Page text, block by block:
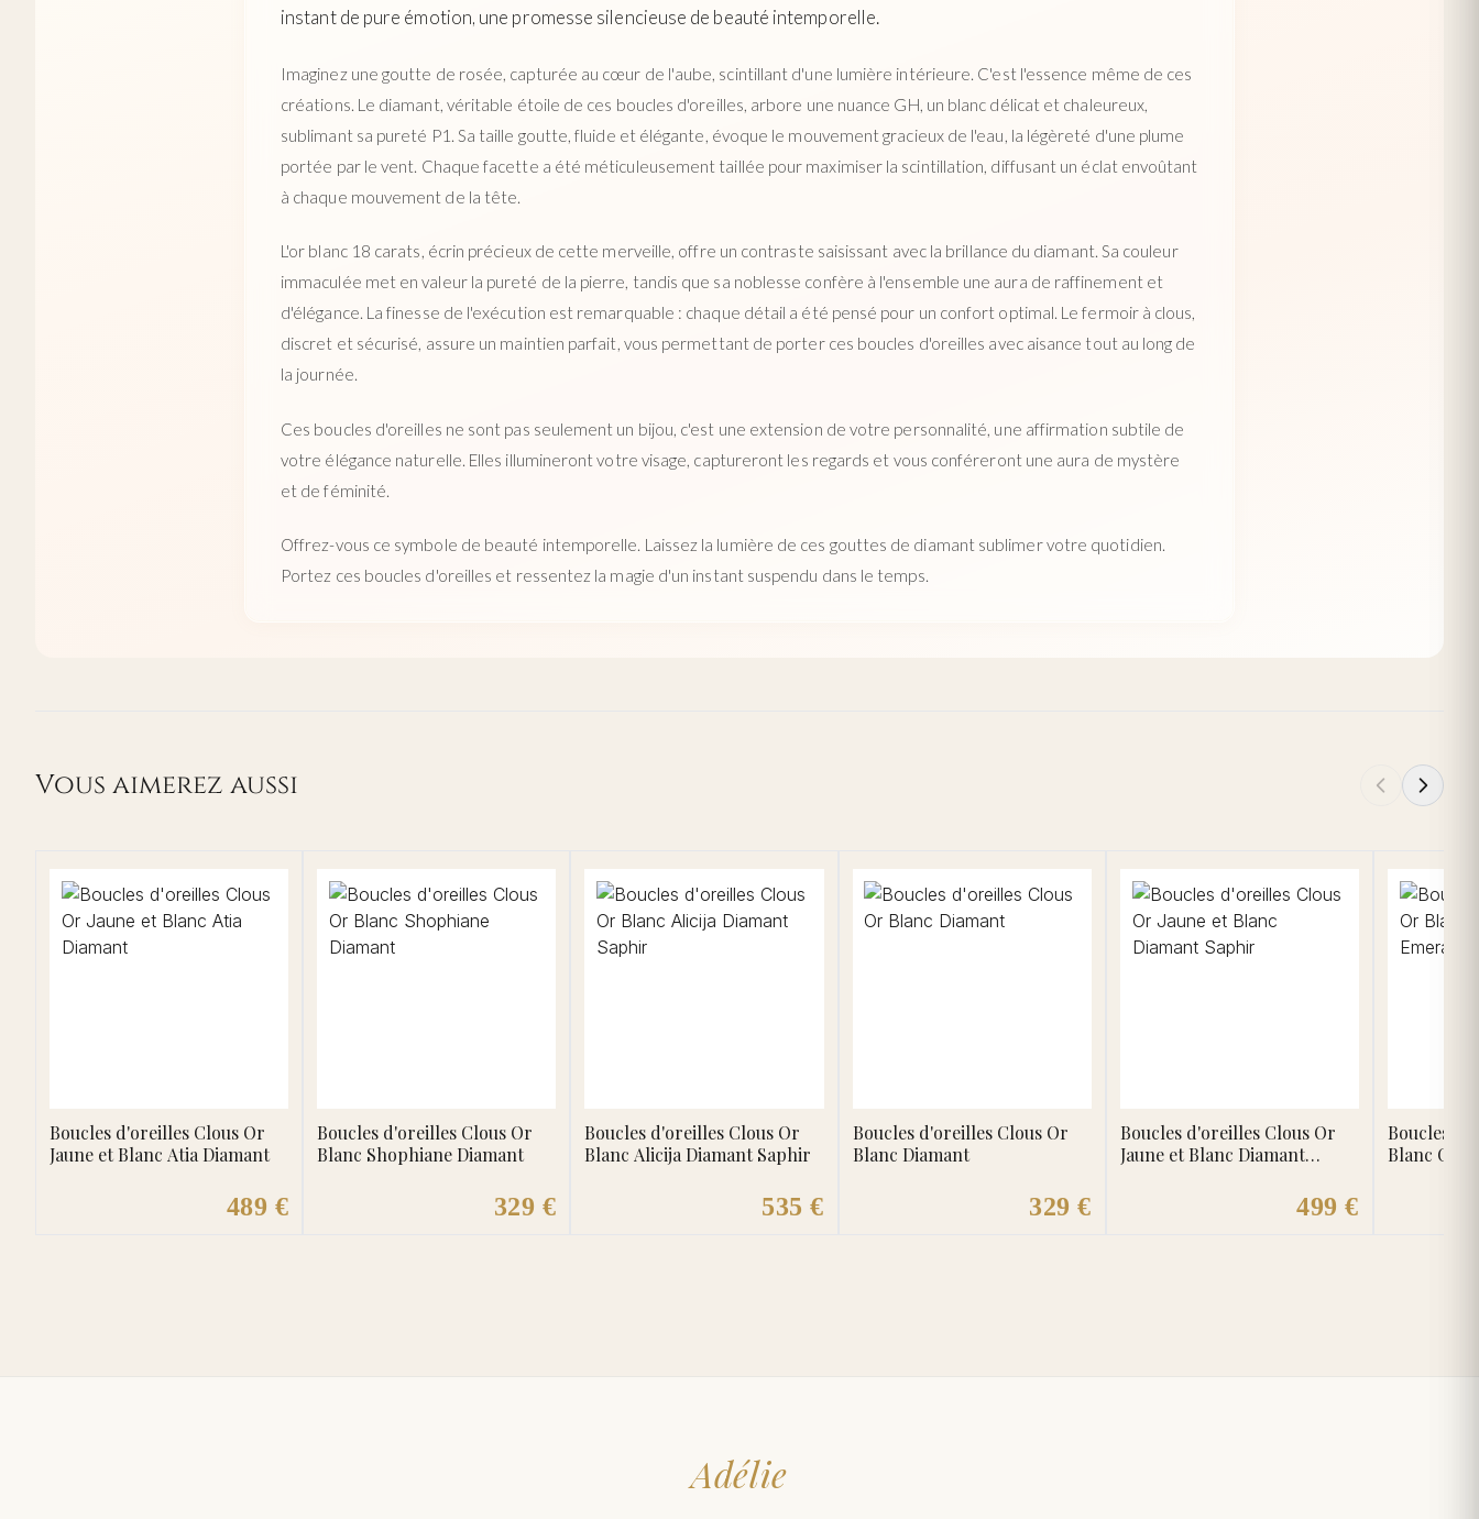
instant de pure émotion, une promesse silencieuse de beauté intemporelle.
Imaginez une goutte de rosée, capturée au cœur de l'aube, scintillant d'une lumière intérieure. C'est l'essence même de ces
créations. Le diamant, véritable étoile de ces boucles d'oreilles, arbore une nuance GH, un blanc délicat et chaleureux,
sublimant sa pureté P1. Sa taille goutte, fluide et élégante, évoque le mouvement gracieux de l'eau, la légèreté d'une plume
portée par le vent. Chaque facette a été méticuleusement taillée pour maximiser la scintillation, diffusant un éclat envoûtant
à chaque mouvement de la tête.
L'or blanc 18 carats, écrin précieux de cette merveille, offre un contraste saisissant avec la brillance du diamant. Sa couleur
immaculée met en valeur la pureté de la pierre, tandis que sa noblesse confère à l'ensemble une aura de raffinement et
d'élégance. La finesse de l'exécution est remarquable : chaque détail a été pensé pour un confort optimal. Le fermoir à clous,
discret et sécurisé, assure un maintien parfait, vous permettant de porter ces boucles d'oreilles avec aisance tout au long de
la journée.
Ces boucles d'oreilles ne sont pas seulement un bijou, c'est une extension de votre personnalité, une affirmation subtile de
votre élégance naturelle. Elles illumineront votre visage, captureront les regards et vous conféreront une aura de mystère
et de féminité.
Offrez-vous ce symbole de beauté intemporelle. Laissez la lumière de ces gouttes de diamant sublimer votre quotidien.
Portez ces boucles d'oreilles et ressentez la magie d'un instant suspendu dans le temps.
Vous aimerez aussi
Boucles d'oreilles Clous Or
Jaune et Blanc Atia Diamant
489 €
Boucles d'oreilles Clous Or
Blanc Shophiane Diamant
329 €
Boucles d'oreilles Clous Or
Blanc Alicija Diamant Saphir
535 €
Boucles d'oreilles Clous Or
Blanc Diamant
329 €
Boucles d'oreilles Clous Or
Jaune et Blanc Diamant
499 €
Boucles
Blanc
Adélie